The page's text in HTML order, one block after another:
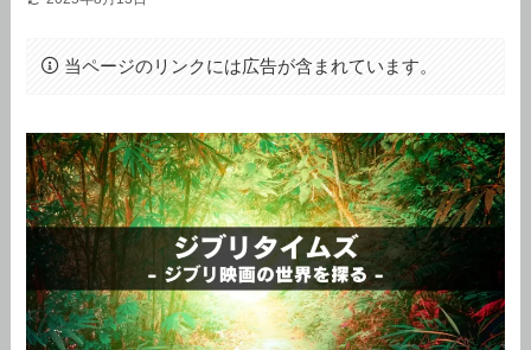
当ページのリンクには広告が含まれています。